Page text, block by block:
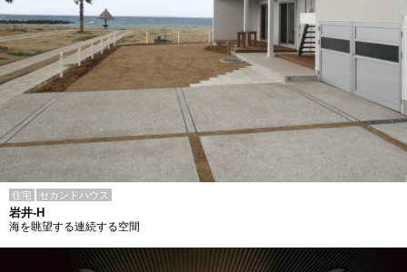
住宅 セカンドハウス
岩井-H
海を眺望する連続する空間